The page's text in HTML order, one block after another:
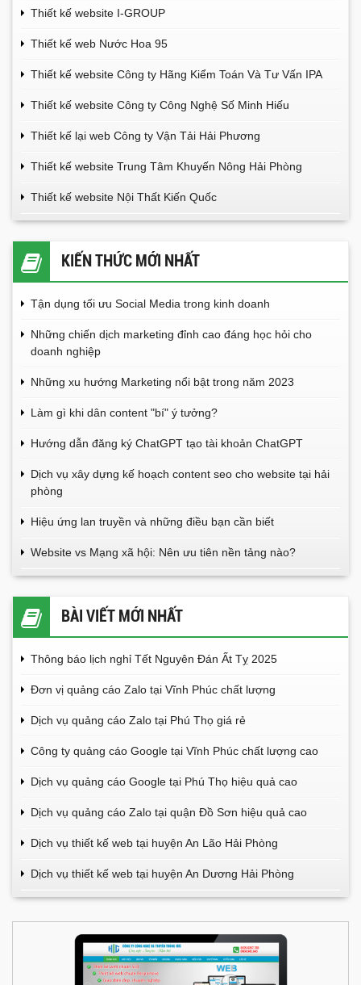
Thiết kế website I-GROUP
Thiết kế web Nước Hoa 95
Thiết kế website Công ty Hãng Kiểm Toán Và Tư Vấn IPA
Thiết kế website Công ty Công Nghệ Số Minh Hiếu
Thiết kế lại web Công ty Vận Tải Hải Phương
Thiết kế website Trung Tâm Khuyến Nông Hải Phòng
Thiết kế website Nội Thất Kiến Quốc
KIẾN THỨC MỚI NHẤT
Tận dụng tối ưu Social Media trong kinh doanh
Những chiến dịch marketing đỉnh cao đáng học hỏi cho
doanh nghiệp
Những xu hướng Marketing nổi bật trong năm 2023
Làm gì khi dân content "bí" ý tưởng?
Hướng dẫn đăng ký ChatGPT tạo tài khoản ChatGPT
Dịch vụ xây dựng kế hoạch content seo cho website tại hải
phòng
Hiệu ứng lan truyền và những điều bạn cần biết
Website vs Mạng xã hội: Nên ưu tiên nền tảng nào?
BÀI VIẾT MỚI NHẤT
Thông báo lịch nghỉ Tết Nguyên Đán Ất Tỵ 2025
Đơn vị quảng cáo Zalo tại Vĩnh Phúc chất lượng
Dịch vụ quảng cáo Zalo tại Phú Thọ giá rẻ
Công ty quảng cáo Google tại Vĩnh Phúc chất lượng cao
Dịch vụ quảng cáo Google tại Phú Thọ hiệu quả cao
Dịch vụ quảng cáo Zalo tại quận Đồ Sơn hiệu quả cao
Dịch vụ thiết kế web tại huyện An Lão Hải Phòng
Dịch vụ thiết kế web tại huyện An Dương Hải Phòng